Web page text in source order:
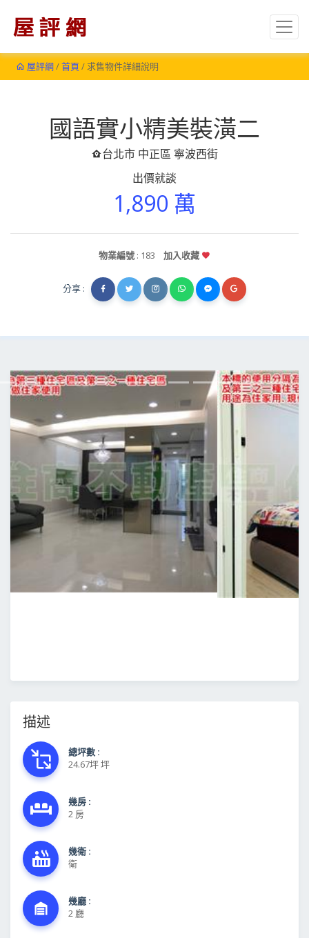
屋評網/首頁 / 求售物件詳細說明
國語實小精美裝潢二
台北市 中正區 寧波西街
出價就談
1,890 萬
物業編號 : 183 加入收藏
分享 :
描述
總坪數 :
24.67坪 坪
幾房 :
2 房
幾衛 :
衛
幾廳 :
2 廳